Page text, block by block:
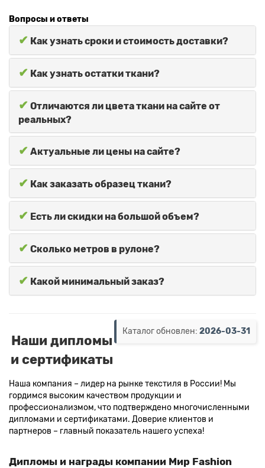
Вопросы и ответы
✔ Как узнать сроки и стоимость доставки?
✔ Как узнать остатки ткани?
✔ Отличаются ли цвета ткани на сайте от
реальных?
✔ Актуальные ли цены на сайте?
✔ Как заказать образец ткани?
✔ Есть ли скидки на большой объем?
✔ Сколько метров в рулоне?
✔ Какой минимальный заказ?
Каталог обновлен: 2026-03-31
Наши дипломы
и сертификаты
Наша компания – лидер на рынке текстиля в России! Мы
гордимся высоким качеством продукции и
профессионализмом, что подтверждено многочисленными
дипломами и сертификатами. Доверие клиентов и
партнеров – главный показатель нашего успеха!
Дипломы и награды компании Мир Fashion